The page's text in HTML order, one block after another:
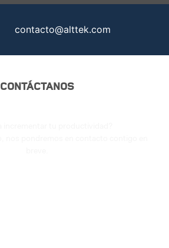
contacto@alttek.com
CONTÁCTANOS